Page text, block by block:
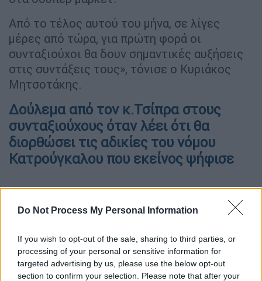
Do Not Process My Personal Information
If you wish to opt-out of the sale, sharing to third parties, or
processing of your personal or sensitive information for
targeted advertising by us, please use the below opt-out
section to confirm your selection. Please note that after your
Από το τέλος αυτού του μήνα, σε λίγες
μέρες από τώρα, για πρώτη φορά οι
συνταξιούχοι θα δουν σημαντικές αυξήσεις
στις συντάξεις τους», τόνισε ο Κυριάκος
Μητσοτάκης.
Δούλεμα από τον κ.Τσίπρα στους
συνταξιούχους όταν λέει ότι θα
διορθώσει τις αδικίες του νόμου
Κατρούγκαλου που εκείνος ψήφισε